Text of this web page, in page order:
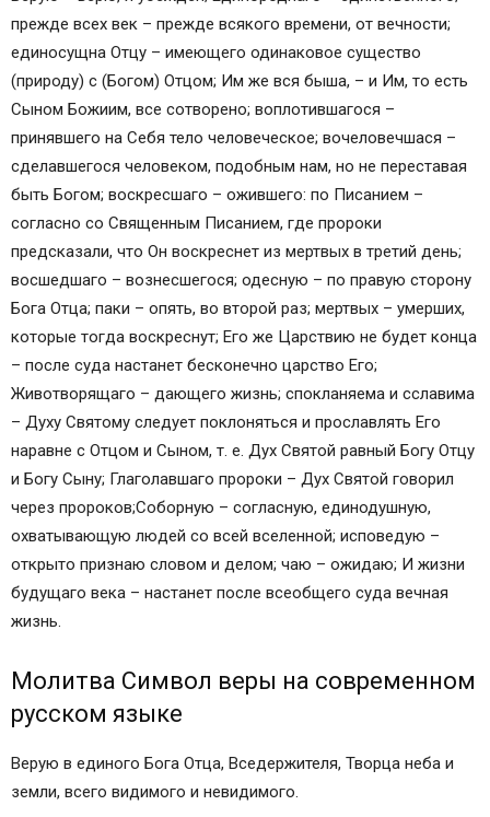
Важность Символа веры
Молитва Символа веры
Молитва символ веры текст на церковно-
славянском языке
Молитва символ веры текст на русском языке
Текст молитвы Символ веры с ударениями
прежде всех век – прежде всякого времени, от вечности;
единосущна Отцу – имеющего одинаковое существо
(природу) с (Богом) Отцом; Им же вся быша, – и Им, то есть
Сыном Божиим, все сотворено; воплотившагося –
принявшего на Себя тело человеческое; вочеловечшася –
сделавшегося человеком, подобным нам, но не переставая
быть Богом; воскресшаго – ожившего: по Писанием –
согласно со Священным Писанием, где пророки
предсказали, что Он воскреснет из мертвых в третий день;
восшедшаго – вознесшегося; одесную – по правую сторону
Бога Отца; паки – опять, во второй раз; мертвых – умерших,
которые тогда воскреснут; Его же Царствию не будет конца
– после суда настанет бесконечно царство Его;
Животворящаго – дающего жизнь; спокланяема и сславима
– Духу Святому следует поклоняться и прославлять Его
наравне с Отцом и Сыном, т. е. Дух Святой равный Богу Отцу
и Богу Сыну; Глаголавшаго пророки – Дух Святой говорил
через пророков;Соборную – согласную, единодушную,
охватывающую людей со всей вселенной; исповедую –
открыто признаю словом и делом; чаю – ожидаю; И жизни
будущаго века – настанет после всеобщего суда вечная
жизнь.
Молитва Символ веры на современном
русском языке
Верую в единого Бога Отца, Вседержителя, Творца неба и
земли, всего видимого и невидимого.